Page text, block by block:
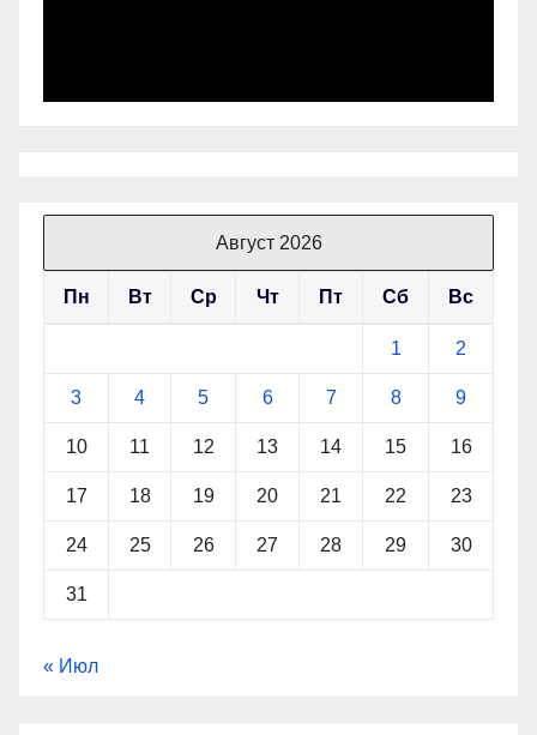
Август 2026
Пн Вт Ср Чт Пт Сб Вс
1 2
3 4 5 6 7 8 9
10 11 12 13 14 15 16
17 18 19 20 21 22 23
24 25 26 27 28 29 30
31
« Июл